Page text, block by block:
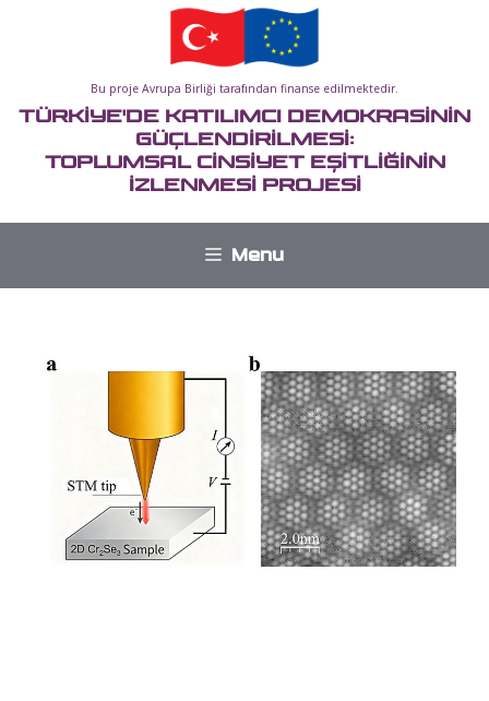
Bu proje Avrupa Birliği tarafından finanse edilmektedir.
TÜRKİYE'DE KATILIMCI DEMOKRASİNİN
GÜÇLENDİRİLMESİ:
TOPLUMSAL CİNSİYET EŞİTLİĞİNİN
İZLENMESİ PROJESİ
Menu